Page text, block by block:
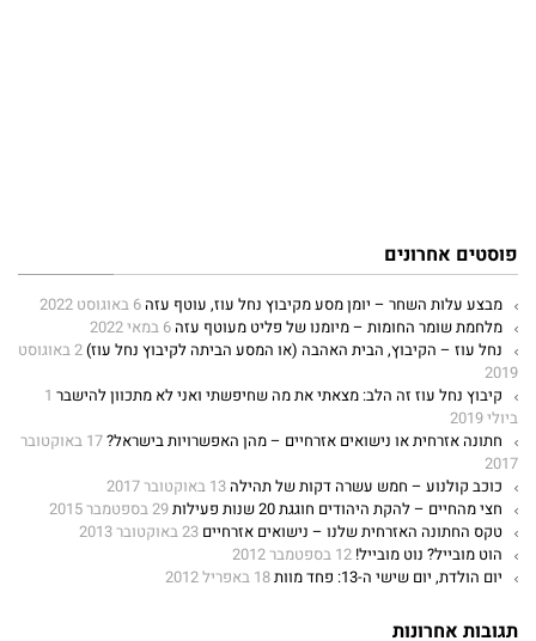
פוסטים אחרונים
מבצע עלות השחר – יומן מסע מקיבוץ נחל עוז, עוטף עזה 6 באוגוסט 2022
מלחמת שומר החומות – מיומנו של פליט מעוטף עזה 6 במאי 2022
נחל עוז – הקיבוץ, הבית האהבה (או המסע הביתה לקיבוץ נחל עוז)
2 באוגוסט
2019
קיבוץ נחל עוז זה הלב: מצאתי את מה שחיפשתי ואני לא מתכוון להישבר 1
ביולי 2019
חתונה אזרחית או נישואים אזרחיים – מהן האפשרויות בישראל?
17 באוקטובר
2017
כוכב קולנוע – חמש עשרה דקות של תהילה 13 באוקטובר 2017
חצי מהחיים – להקת היהודים חוגגת 20 שנות פעילות
29 בספטמבר 2015
טקס החתונה האזרחית שלנו – נישואים אזרחיים 23 באוקטובר 2013
הוט מובייל? נוט מובייל! 12 בספטמבר 2012
יום הולדת, יום שישי ה-13: פחד מוות
18 באפריל 2012
תגובות אחרונות